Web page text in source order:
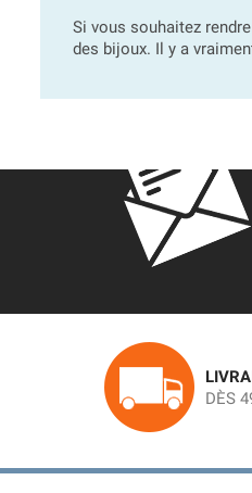
Si vous souhaitez
des bijoux. Il y a
DÈS